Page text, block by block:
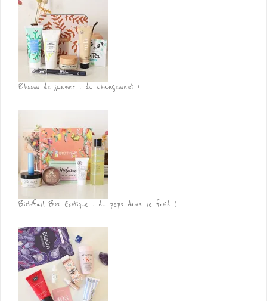
Blissim de janvier : du changement !
Biotyfull Box Exotique : du peps dans le froid !